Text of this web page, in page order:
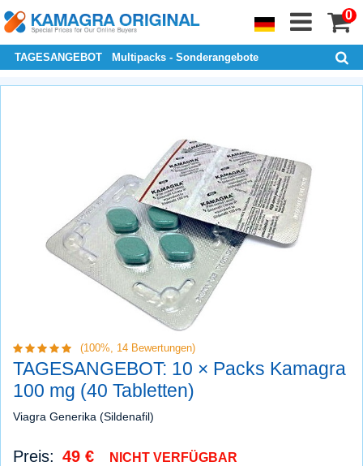
0
TAGESANGEBOT Multipacks - Sonderangebote
(100%, 14 Bewertungen)
TAGESANGEBOT: 10 × Packs Kamagra
100 mg (40 Tabletten)
Viagra Generika (Sildenafil)
Preis: 49 € NICHT VERFÜGBAR